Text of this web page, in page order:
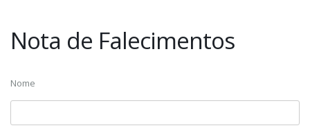
Nota de Falecimentos
Nome